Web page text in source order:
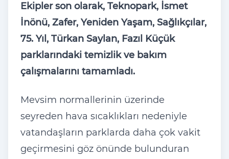
Ekipler son olarak, Teknopark, İsmet
İnönü, Zafer, Yeniden Yaşam, Sağlıkçılar,
75. Yıl, Türkan Saylan, Fazıl Küçük
parklarındaki temizlik ve bakım
çalışmalarını tamamladı.
Mevsim normallerinin üzerinde
seyreden hava sıcaklıkları nedeniyle
vatandaşların parklarda daha çok vakit
geçirmesini göz önünde bulunduran